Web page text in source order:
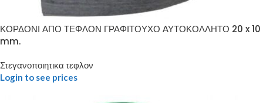
ΚΟΡΔΟΝΙ ΑΠΟ ΤΕΦΛΟΝ ΓΡΑΦΙΤΟΥΧΟ ΑΥΤΟΚΟΛΛΗΤΟ 20 x 10
mm.
Στεγανοποιητικα τεφλον
Login to see prices